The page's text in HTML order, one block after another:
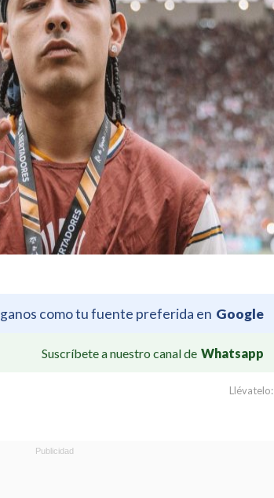
como tu fuente preferida en Google
Suscríbete a nuestro canal de Whatsapp
Llévatelo: